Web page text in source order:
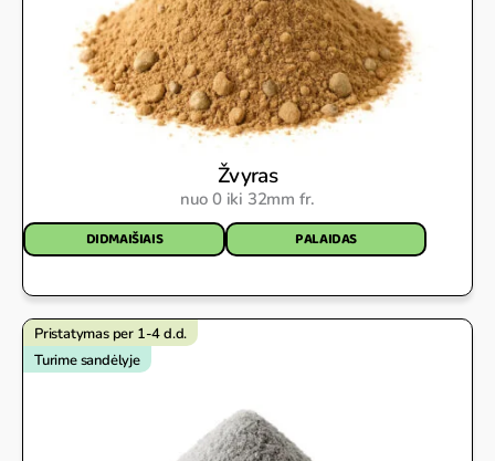
Žvyras
nuo 0 iki 32mm fr.
DIDMAIŠIAIS PALAIDAS
Pristatymas per 1-4 d.d.
Turime sandėlyje